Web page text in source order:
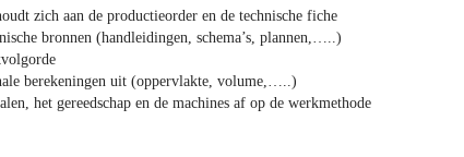
zich aan de productieorder en de technische fiche
bronnen (handleidingen, schema’s, plannen,…..)
berekeningen uit (oppervlakte, volume,…..)
het gereedschap en de machines af op de werkmethode